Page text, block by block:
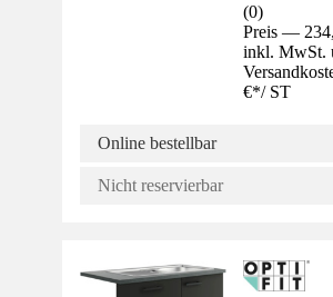
(0)
Preis —
inkl. MwSt.
€*/ ST
Online bestellbar
Nicht reservierbar